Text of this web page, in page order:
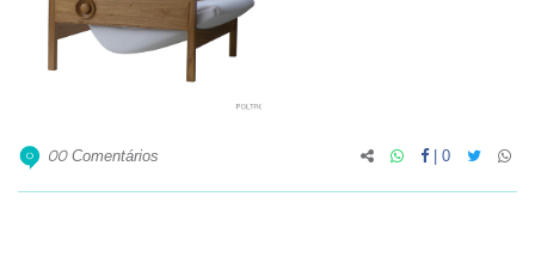
00 Comentários | 0